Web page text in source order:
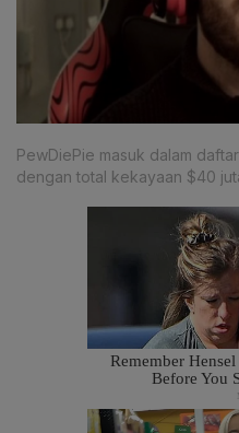
PewDiePie masuk dalam
dengan total kekayaan $40